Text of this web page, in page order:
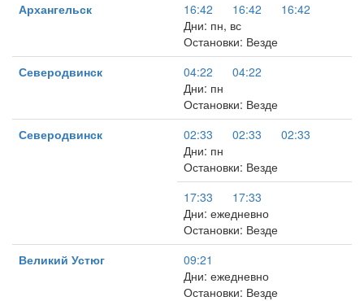
Архангельск
16:42 16:42
16:42
Дни: пн, вс
Остановки: Везде
Северодвинск
04:22
04:22
Дни: пн
Остановки: Везде
Северодвинск
02:33 02:33
02:33
Дни: пн
Остановки: Везде
17:33
17:33
Дни: ежедневно
Остановки: Везде
Великий Устюг
09:21
Дни: ежедневно
Остановки: Везде